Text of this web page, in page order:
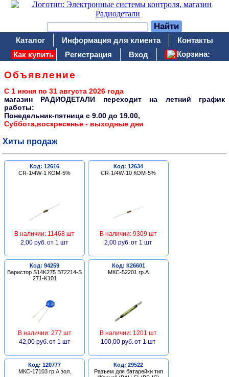
Каталог Информация для клиента
Контакты
Как купить
Регистрация Вход Корзина:
Объявление
С 1 июня по 31 августа 2026 года
магазин РАДИОДЕТАЛИ переходит на летний график
работы:
Понедельник-пятница c 9.00 до 19.00,
Суббота,воскресенье - выходные дни
Хиты продаж
Код: 12616
CR-1/4W-1 КОМ-5%
В наличии: 11468 шт
2,00 руб. от 1 шт
Код: 12634
CR-1/4W-10 КОМ-5%
В наличии: 9309 шт
2,00 руб. от 1 шт
Код: 94259
Варистор S14K275 B72214-S
271-K101
В наличии: 277 шт
42,00 руб. от 1 шт
Код: К26601
МКС-52201 гр.А
В наличии: 1201 шт
100,00 руб. от 1 шт
Код: 120777
МКС-17103 гр.А зол.
Код: 29522
Разъем для батарейки тип